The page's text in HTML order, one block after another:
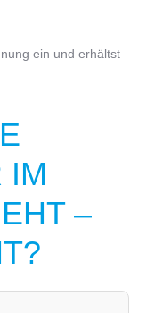
ein und erhältst
IM
–